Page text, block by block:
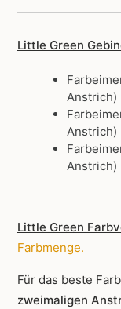
Little Green
Anstrich)
Anstrich)
Anstrich)
Little Green
Farbmenge.
Für das beste
zweimaligen